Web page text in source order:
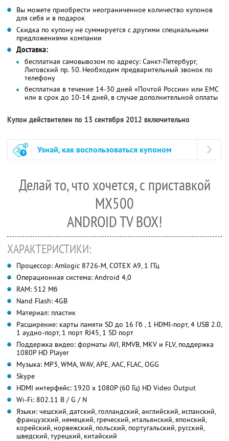
Вы можете приобрести неограниченное количество купонов
для себя и в подарок
Скидка по купону не суммируется с другими специальными
предложениями компании
Доставка:
бесплатная самовывозом по адресу: Санкт-Петербург,
Лиговский пр. 50. Необходим предварительный звонок по
телефону
бесплатная в течение 14-30 дней «Почтой России» или ЕМС
или в срок до 10-14 дней, в случае дополнительной оплаты
Купон действителен по 13 сентября 2012 включительно
Узнай, как воспользоваться купоном
Делай то, что хочется, с приставкой
MX500
ANDROID TV BOX!
ХАРАКТЕРИСТИКИ:
Процессор: Amlogic 8726-M, COTEX A9, 1 ГГц
Операционная система: Android 4,0
RAM: 512 Мб
Nand Flash: 4GB
Материал: пластик
Расширение: карты памяти SD до 16 Гб , 1 HDMI-порт, 4 USB 2.0,
1 аудио-порт, 1 порт RJ45, 1 SD порт
Поддержка видео: форматы AVI, RMVB, MKV и FLV, поддержка
1080P HD Player
Музыка: MP3, WMA, WAV, APE, AAC, FLAC, OGG
Skype
HDMI интерфейс: 1920 х 1080P (60 Гц) HD Video Output
Wi-Fi: 802.11 B / G / N
Языки: чешский, датский, голландский, английский, испанский,
французский, немецкий, греческий, итальянский, японский,
корейский, норвежский, польский, португальский, русский,
шведский, турецкий, китайский